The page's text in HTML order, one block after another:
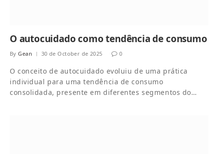
O autocuidado como tendência de consumo
By Gean 30 de October de 2025 0
O conceito de autocuidado evoluiu de uma prática
individual para uma tendência de consumo
consolidada, presente em diferentes segmentos do…